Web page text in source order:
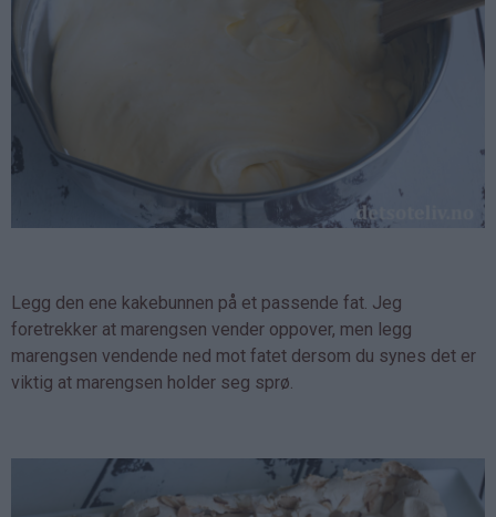
Legg den ene kakebunnen på et passende fat. Jeg
foretrekker at marengsen vender oppover, men legg
marengsen vendende ned mot fatet dersom du synes det er
viktig at marengsen holder seg sprø.